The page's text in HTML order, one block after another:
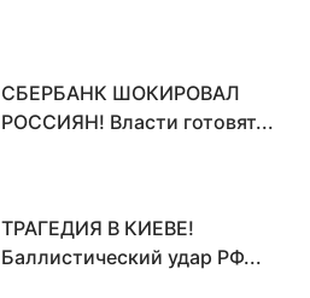
СБЕРБАНК ШОКИРОВАЛ
РОССИЯН! Власти готовят...
ТРАГЕДИЯ В КИЕВЕ!
Баллистический удар РФ...